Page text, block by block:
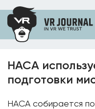
НАСА
подготовки
НАСА собирается